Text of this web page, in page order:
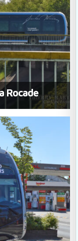
Rocade